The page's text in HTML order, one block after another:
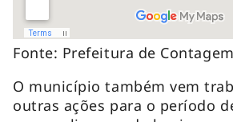
Fonte: Prefeitura de
O município também vem
outras ações para o período